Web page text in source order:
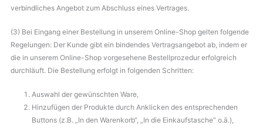
verbindliches Angebot zum Abschluss eines Vertrages.
(3) Bei Eingang einer Bestellung in unserem Online-Shop gelten folgende
Regelungen: Der Kunde gibt ein bindendes Vertragsangebot ab, indem er
die in unserem Online-Shop vorgesehene Bestellprozedur erfolgreich
durchläuft. Die Bestellung erfolgt in folgenden Schritten:
Auswahl der gewünschten Ware,
Hinzufügen der Produkte durch Anklicken des entsprechenden
Buttons (z.B. „In den Warenkorb“, „In die Einkaufstasche“ o.ä.),